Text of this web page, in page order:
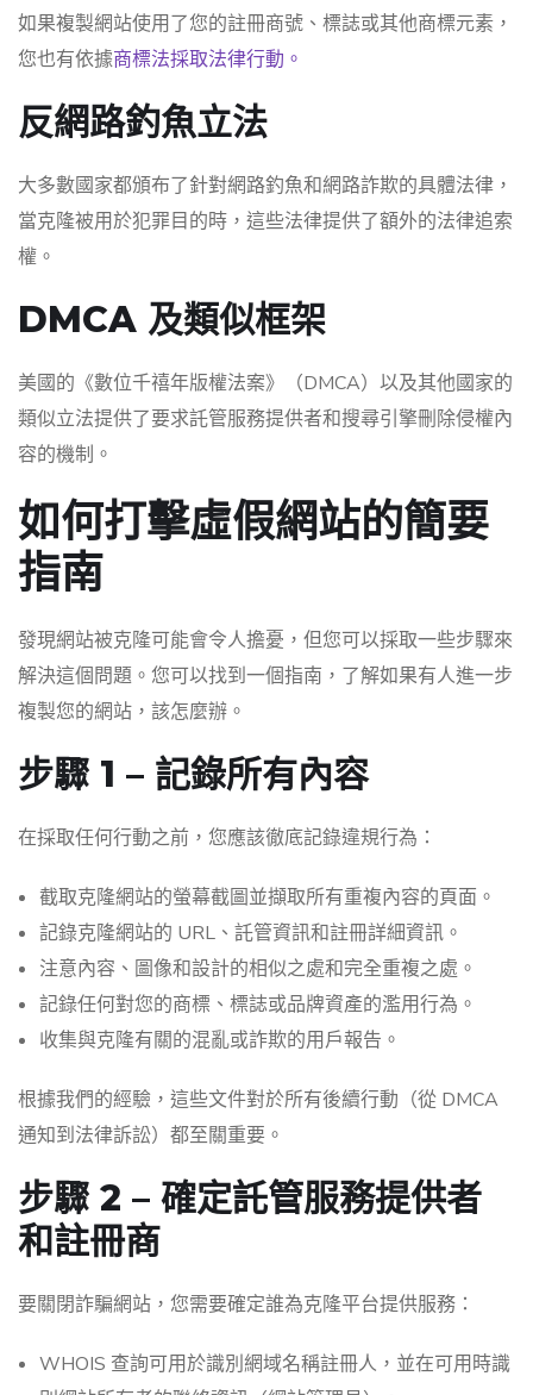
如果複製網站使用了您的註冊商號、標誌或其他商標元素，
您也有依據商標法採取法律行動。
反網路釣魚立法
大多數國家都頒布了針對網路釣魚和網路詐欺的具體法律，
當克隆被用於犯罪目的時，這些法律提供了額外的法律追索
權。
DMCA 及類似框架
美國的《數位千禧年版權法案》（DMCA）以及其他國家的
類似立法提供了要求託管服務提供者和搜尋引擎刪除侵權內
容的機制。
如何打擊虛假網站的簡要
指南
發現網站被克隆可能會令人擔憂，但您可以採取一些步驟來
解決這個問題。您可以找到一個指南，了解如果有人進一步
複製您的網站，該怎麼辦。
步驟 1 – 記錄所有內容
在採取任何行動之前，您應該徹底記錄違規行為：
截取克隆網站的螢幕截圖並擷取所有重複內容的頁面。
記錄克隆網站的 URL、託管資訊和註冊詳細資訊。
注意內容、圖像和設計的相似之處和完全重複之處。
記錄任何對您的商標、標誌或品牌資產的濫用行為。
收集與克隆有關的混亂或詐欺的用戶報告。
根據我們的經驗，這些文件對於所有後續行動（從 DMCA
通知到法律訴訟）都至關重要。
步驟 2 – 確定託管服務提供者
和註冊商
要關閉詐騙網站，您需要確定誰為克隆平台提供服務：
WHOIS 查詢可用於識別網域名稱註冊人，並在可用時識